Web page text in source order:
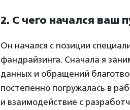
2. С чего начался ваш
Он начался с позиции
фандрайзинга. Сначала я
данных и обращений
постепенно погружалась в
и взаимодействие с